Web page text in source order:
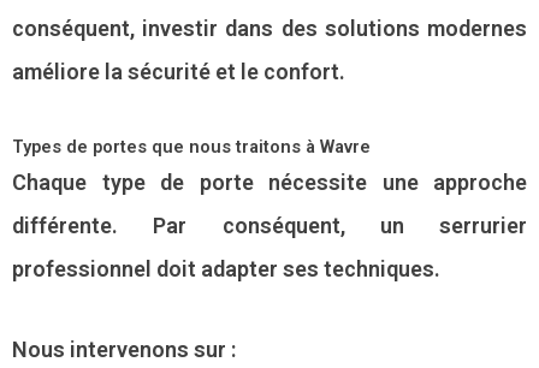
conséquent, investir dans des solutions modernes
améliore la sécurité et le confort.
Types de portes que nous traitons à Wavre
Chaque type de porte nécessite une approche
différente. Par conséquent, un serrurier
professionnel doit adapter ses techniques.
Nous intervenons sur :